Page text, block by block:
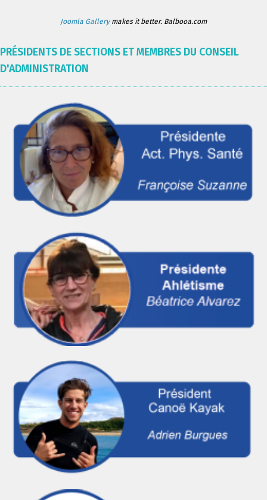
Joomla Gallerymakes it better. Balbooa.com
PRÉSIDENTS DE SECTIONS ET MEMBRES DU CONSEIL
D'ADMINISTRATION